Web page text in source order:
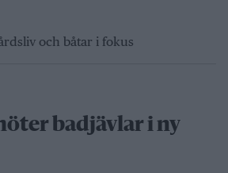
och båtar i fokus
badjävlar i ny